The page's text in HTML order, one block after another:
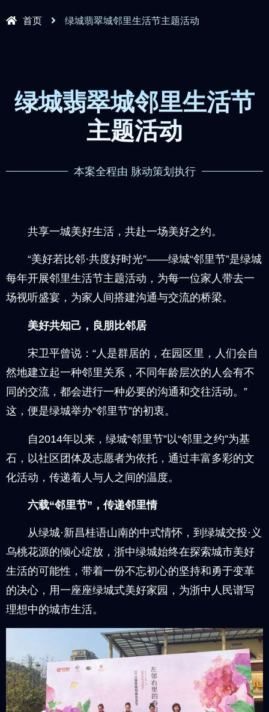
首页 绿城翡翠城邻里生活节主题活动
绿城翡翠城邻里生活节
主题活动
本案全程由 脉动策划执行
共享一城美好生活，共赴一场美好之约。
“美好若比邻·共度好时光”——绿城“邻里节”是绿城
每年开展邻里生活节主题活动，为每一位家人带去一
场视听盛宴，为家人间搭建沟通与交流的桥梁。
美好共知己，良朋比邻居
宋卫平曾说：“人是群居的，在园区里，人们会自
然地建立起一种邻里关系，不同年龄层次的人会有不
同的交流，都会进行一种必要的沟通和交往活动。”
这，便是绿城举办“邻里节”的初衷。
自2014年以来，绿城“邻里节”以“邻里之约”为基
石，以社区团体及志愿者为依托，通过丰富多彩的文
化活动，传递着人与人之间的温度。
六载“邻里节”，传递邻里情
从绿城·新昌桂语山南的中式情怀，到绿城交投·义
乌桃花源的倾心绽放，浙中绿城始终在探索城市美好
生活的可能性，带着一份不忘初心的坚持和勇于变革
的决心，用一座座绿城式美好家园，为浙中人民谱写
理想中的城市生活。